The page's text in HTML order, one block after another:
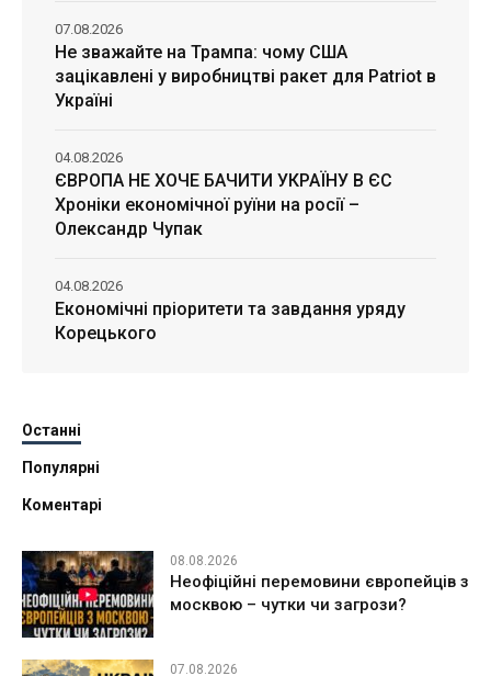
Не зважайте на Трампа: чому США
зацікавлені у виробництві ракет для Patriot в
Україні
07.08.2026
ЄВРОПА НЕ ХОЧЕ БАЧИТИ УКРАЇНУ В ЄС
Хроніки економічної руїни на росії –
Олександр Чупак
04.08.2026
Економічні пріоритети та завдання уряду
Корецького
04.08.2026
Останні
Популярні
Коментарі
08.08.2026
Неофіційні перемовини європейців з
москвою – чутки чи загрози?
07.08.2026